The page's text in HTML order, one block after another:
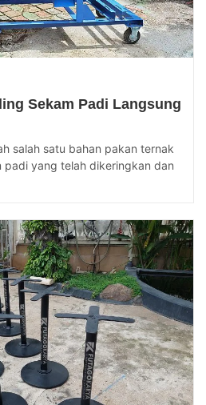
Sekam Padi Langsung
salah satu bahan pakan ternak
yang telah dikeringkan dan